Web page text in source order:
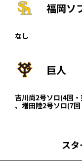
福岡ソ
なし
巨人
吉川尚2号ソロ(4回・
、 増田陸2号ソロ(7回
ス